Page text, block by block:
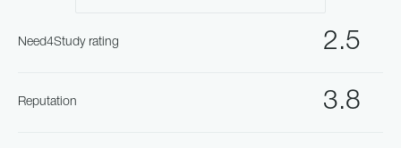
2.5
Need4Study rating
3.8
Reputation